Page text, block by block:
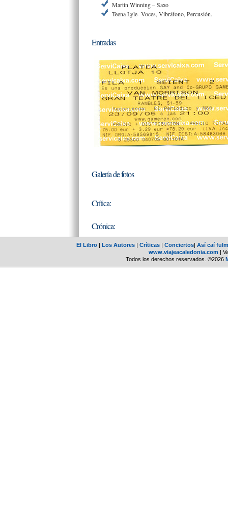
Martin Winning – Saxo
Teena Lyle- Voces, Vibráfono, Percusión.
Entradas
Galería de fotos
Crítica:
Crónica:
El Libro | Los Autores | Críticas | Conciertos| Así caí
www.viajeacaledonia.com |
Todos los derechos reservados. ©2026